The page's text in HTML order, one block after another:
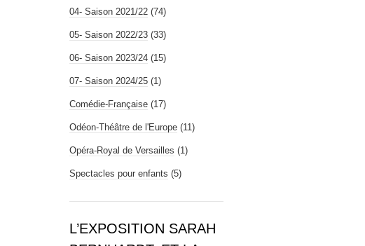
04- Saison 2021/22 (74)
05- Saison 2022/23 (33)
06- Saison 2023/24 (15)
07- Saison 2024/25 (1)
Comédie-Française (17)
Odéon-Théâtre de l'Europe (11)
Opéra-Royal de Versailles (1)
Spectacles pour enfants (5)
L’EXPOSITION SARAH